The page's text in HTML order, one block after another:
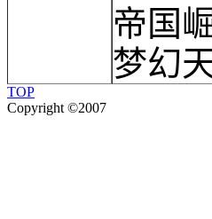
帝国
梦幻
TOP
Copyright ©2007